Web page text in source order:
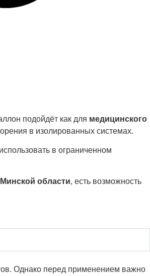
подойдёт как для медицинского
в изолированных системах.
в ограниченном
области, есть возможность
Однако перед применением важно